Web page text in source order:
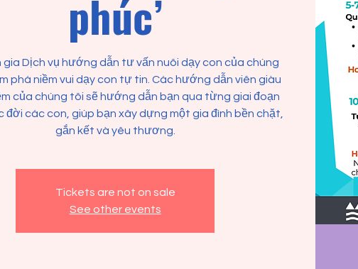
phúc’
gia Dịch vụ hướng dẫn tư vấn nuôi dạy con của chúng
phá niềm vui dạy con tự tin. Các hướng dẫn viên giàu
của chúng tôi sẽ hướng dẫn bạn qua từng giai đoạn
đời các con, giúp bạn xây dựng một gia đình bền chặt,
gắn kết và yêu thương.
Tickets are not on sale
See other events